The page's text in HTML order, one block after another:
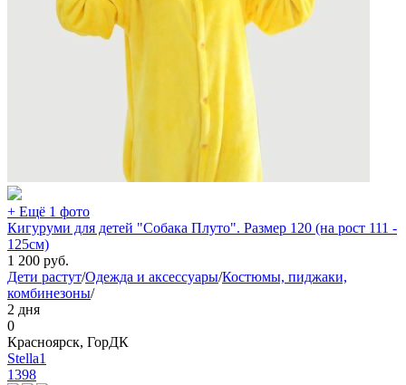
+ Ещё 1 фото
Кигуруми для детей "Собака Плуто". Размер 120 (на рост 111 -
125см)
1 200 руб.
Дети растут/Одежда и аксессуары/Костюмы, пиджаки,
комбинезоны/
2 дня
0
Красноярск, ГорДК
Stella1
1398